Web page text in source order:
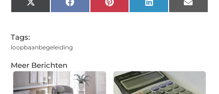
X
(Twitter)
Facebook Pinterest LinkedIn Email
Tags:
loopbaanbegeleiding
Meer Berichten